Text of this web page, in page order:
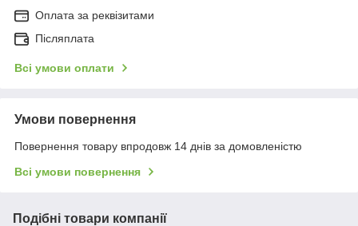
Оплата за реквізитами
Післяплата
Всі умови оплати
Умови повернення
Повернення товару впродовж 14 днів за домовленістю
Всі умови повернення
Подібні товари компанії